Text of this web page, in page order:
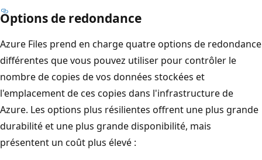
Options de redondance
Azure Files prend en charge quatre options de redondance
différentes que vous pouvez utiliser pour contrôler le
nombre de copies de vos données stockées et
l'emplacement de ces copies dans l'infrastructure de
Azure. Les options plus résilientes offrent une plus grande
durabilité et une plus grande disponibilité, mais
présentent un coût plus élevé :